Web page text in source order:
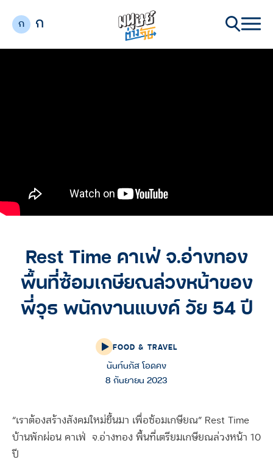
ก ก
Rest Time คาเฟ่ จ.อ่างทอง
พื้นที่ซ้อมเกษียณล่วงหน้าของ
พี่วุธ พนักงานแบงค์ วัย 54 ปี
FOOD & TRAVEL
นันท์นภัส โอดคง
8 กันยายน 2023
“เราต้องสร้างสังคมใหม่ขึ้นมา เพื่อซ้อมเกษียณ” Rest Time
บ้านพักผ่อน คาเฟ่ จ.อ่างทอง พื้นที่เตรียมเกษียณล่วงหน้า 10
ปี